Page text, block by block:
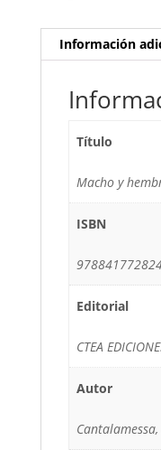
Información
Título
Macho y
ISBN
Editorial
CTEA
Autor